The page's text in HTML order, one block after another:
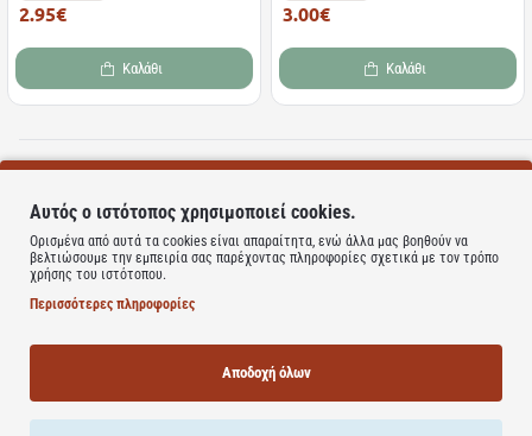
2.95€
Καλάθι
3.00€
Καλάθι
Φτάσατε στο τέλος της λίστας!
NEWSLETTER
Αυτός ο ιστότοπος χρησιμοποιεί cookies.
Ορισμένα από αυτά τα cookies είναι απαραίτητα, ενώ άλλα μας βοηθούν να
βελτιώσουμε την εμπειρία σας παρέχοντας πληροφορίες σχετικά με τον τρόπο
χρήσης του ιστότοπου.
Περισσότερες πληροφορίες
Αποδοχή όλων